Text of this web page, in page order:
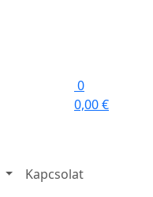
0
0,00 €
Kapcsolat